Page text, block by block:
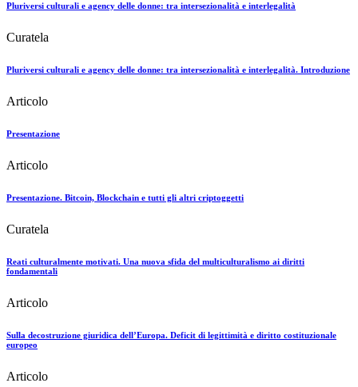
Pluriversi culturali e agency delle donne: tra intersezionalità e interlegalità
Curatela
Pluriversi culturali e agency delle donne: tra intersezionalità e interlegalità. Introduzione
Articolo
Presentazione
Articolo
Presentazione. Bitcoin, Blockchain e tutti gli altri criptoggetti
Curatela
Reati culturalmente motivati. Una nuova sfida del multiculturalismo ai diritti
fondamentali
Articolo
Sulla decostruzione giuridica dell’Europa. Deficit di legittimità e diritto costituzionale
europeo
Articolo